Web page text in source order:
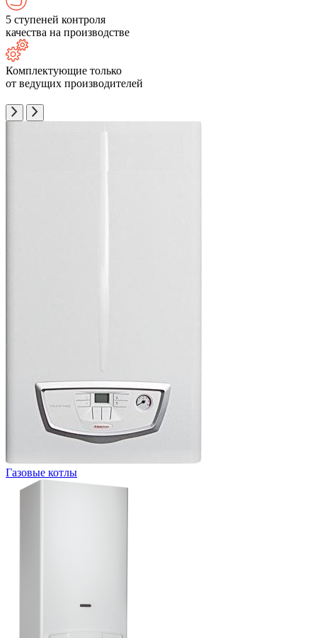
5 ступеней контроля
качества на производстве
Комплектующие только
от ведущих производителей
Газовые котлы